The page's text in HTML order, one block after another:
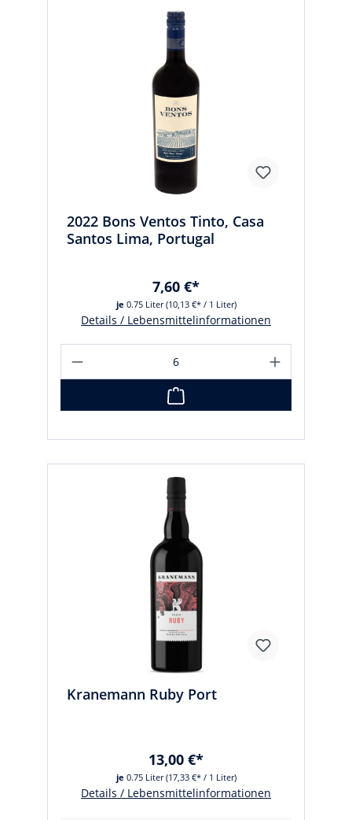
2022 Bons Ventos Tinto, Casa
Santos Lima, Portugal
je 0.75 Liter(10,13 €* / 1 Liter)
7,60 €*
Details / Lebensmittelinformationen
Kranemann Ruby Port
je 0.75 Liter(17,33 €* / 1 Liter)
13,00 €*
Details / Lebensmittelinformationen